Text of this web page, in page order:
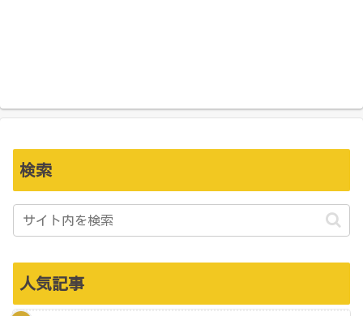
検索
人気記事